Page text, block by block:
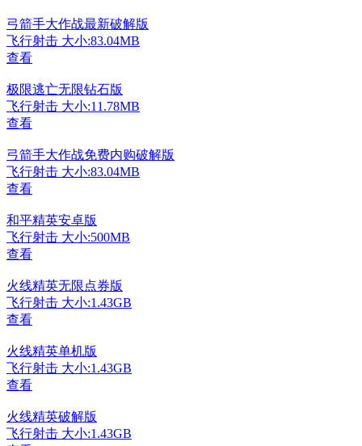
弓箭手大作战最新破解版
飞行射击 大小:83.04MB
查看
极限逃亡无限钻石版
飞行射击 大小:11.78MB
查看
弓箭手大作战免费内购破解版
飞行射击 大小:83.04MB
查看
和平精英安卓版
飞行射击 大小:500MB
查看
火线精英无限点券版
飞行射击 大小:1.43GB
查看
火线精英单机版
飞行射击 大小:1.43GB
查看
火线精英破解版
飞行射击 大小:1.43GB